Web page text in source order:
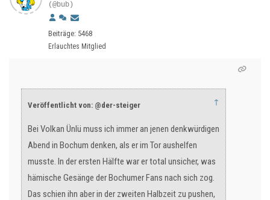
(@bub)
Beiträge: 5468
Erlauchtes Mitglied
Veröffentlicht von: @der-steiger ↑
Bei Volkan Ünlü muss ich immer an jenen denkwürdigen
Abend in Bochum denken, als er im Tor aushelfen
musste. In der ersten Hälfte war er total unsicher, was
hämische Gesänge der Bochumer Fans nach sich zog.
Das schien ihn aber in der zweiten Halbzeit zu pushen,